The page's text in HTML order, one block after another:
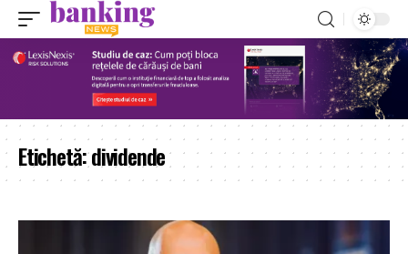
Etichetă:dividende